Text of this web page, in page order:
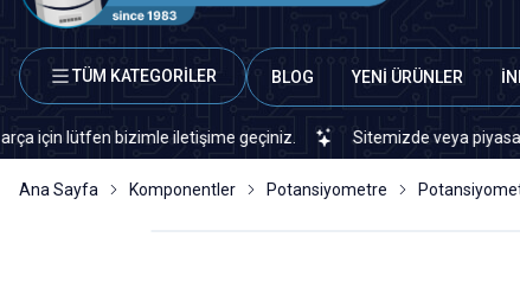
TÜM KATEGORİLER BLOG YENİ ÜRÜNLER
lütfen bizimle iletişime geçiniz. Sitemizde veya piyasada
Ana Sayfa Komponentler Potansiyometre